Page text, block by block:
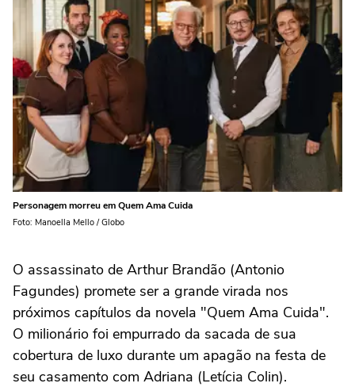
Personagem morreu em Quem Ama Cuida
Foto: Manoella Mello / Globo
O assassinato de Arthur Brandão (Antonio
Fagundes) promete ser a grande virada nos
próximos capítulos da novela "Quem Ama Cuida".
O milionário foi empurrado da sacada de sua
cobertura de luxo durante um apagão na festa de
seu casamento com Adriana (Letícia Colin).